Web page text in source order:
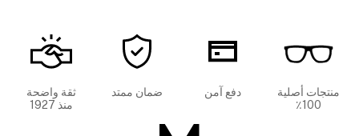
منتجات أصلية
100٪
دفع آمن ضمان ممتد
ثقة واضحة
منذ 1927